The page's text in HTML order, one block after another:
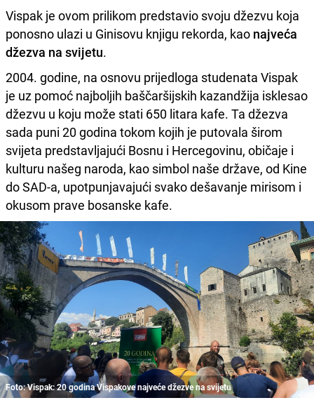
Vispak je ovom prilikom predstavio svoju džezvu koja
ponosno ulazi u Ginisovu knjigu rekorda, kao najveća
džezva na svijetu.
2004. godine, na osnovu prijedloga studenata Vispak
je uz pomoć najboljih baščaršijskih kazandžija isklesao
džezvu u koju može stati 650 litara kafe. Ta džezva
sada puni 20 godina tokom kojih je putovala širom
svijeta predstavljajući Bosnu i Hercegovinu, običaje i
kulturu našeg naroda, kao simbol naše države, od Kine
do SAD-a, upotpunjavajući svako dešavanje mirisom i
okusom prave bosanske kafe.
Foto: Vispak: 20 godina Vispakove najveće džezve na svijetu